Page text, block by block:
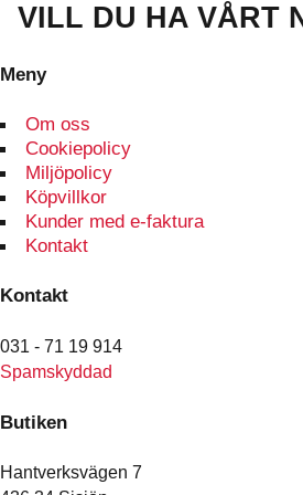
har
flera
kan
produktsidan
VILL DU HA VÅRT
Meny
Om oss
Cookiepolicy
Miljöpolicy
Köpvillkor
Kunder med e-faktura
Kontakt
Kontakt
031 - 71 19 914
Spamskyddad
Butiken
Hantverksvägen 7